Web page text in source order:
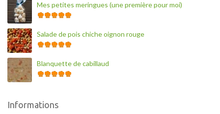
Mes petites meringues (une première pour moi)
Salade de pois chiche oignon rouge
Blanquette de cabillaud
Informations